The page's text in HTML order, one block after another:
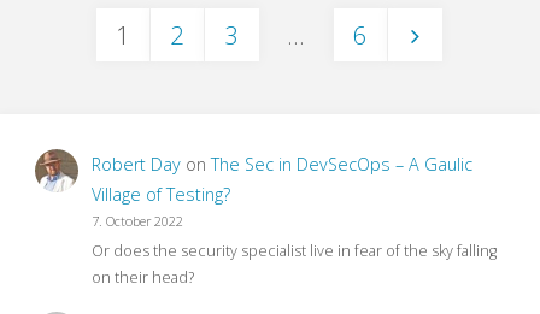
Tipps
Testautomation"
1 2 3 … 6
Robert DayonThe Sec in DevSecOps – A Gaulic
Village of Testing?
7. October 2022
Or does the security specialist live in fear of the sky falling
on their head?